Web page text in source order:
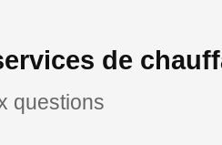
de
questions